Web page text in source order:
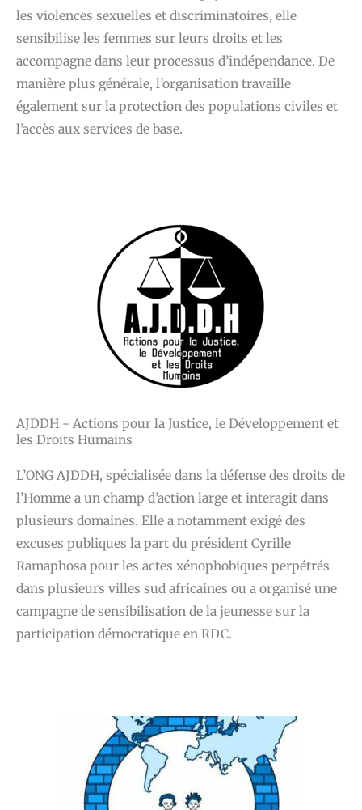
les violences sexuelles et discriminatoires, elle
sensibilise les femmes sur leurs droits et les
accompagne dans leur processus d’indépendance. De
manière plus générale, l’organisation travaille
également sur la protection des populations civiles et
l’accès aux services de base.
AJDDH - Actions pour la Justice, le Développement et
les Droits Humains
L’ONG AJDDH, spécialisée dans la défense des droits de
l’Homme a un champ d’action large et interagit dans
plusieurs domaines. Elle a notamment exigé des
excuses publiques la part du président Cyrille
Ramaphosa pour les actes xénophobiques perpétrés
dans plusieurs villes sud africaines ou a organisé une
campagne de sensibilisation de la jeunesse sur la
participation démocratique en RDC.